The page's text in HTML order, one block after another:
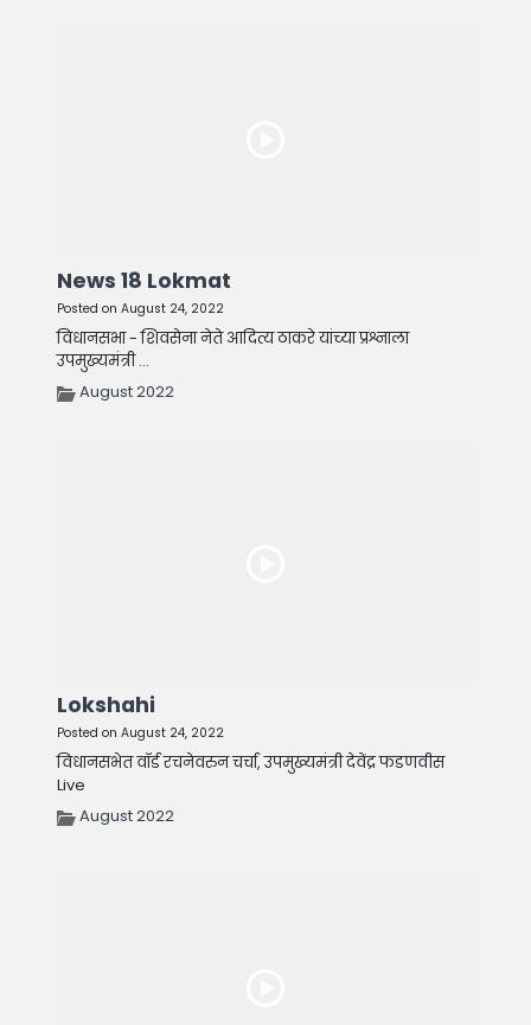
News 18 Lokmat
Posted on August 24, 2022
विधानसभा - शिवसेना नेते आदित्य ठाकरे यांच्या प्रश्नाला
उपमुख्यमंत्री ...
August 2022
Lokshahi
Posted on August 24, 2022
विधानसभेत वॉर्ड रचनेवरुन चर्चा, उपमुख्यमंत्री देवेंद्र फडणवीस
Live
August 2022